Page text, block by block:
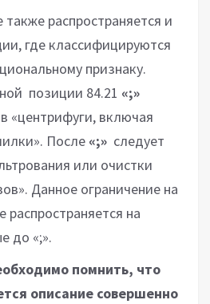
распространяется и
где классифицируются
признаку.
позиции 84.21 «;»
«центрифуги, включая
После «;» следует
или очистки
Данное ограничение на
распространяется на
до «;».
помнить, что
описание совершенно